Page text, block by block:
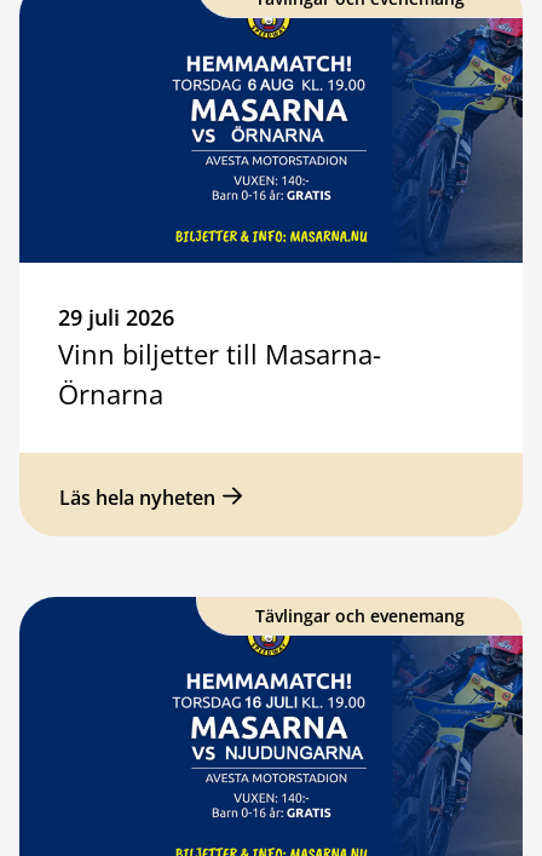
29 juli 2026
Vinn biljetter till Masarna-
Örnarna
Läs hela nyheten
Tävlingar och evenemang